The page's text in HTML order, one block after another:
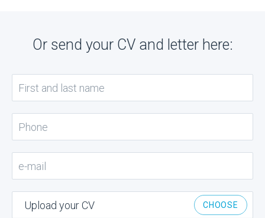
Or send your CV and letter here:
CHOOSE
Upload your CV